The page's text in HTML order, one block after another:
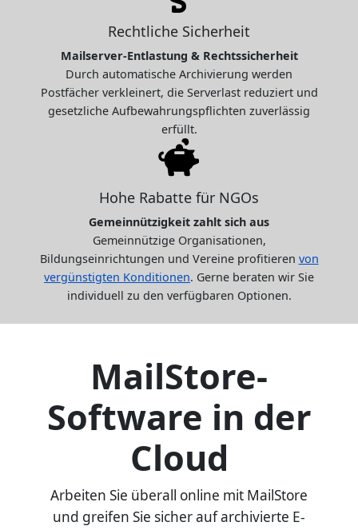
Rechtliche Sicherheit
Mailserver-Entlastung & Rechtssicherheit
Durch automatische Archivierung werden
Postfächer verkleinert, die Serverlast reduziert und
gesetzliche Aufbewahrungspflichten zuverlässig
erfüllt.
Hohe Rabatte für NGOs
Gemeinnützigkeit zahlt sich aus
Gemeinnützige Organisationen,
Bildungseinrichtungen und Vereine profitieren von
vergünstigten Konditionen. Gerne beraten wir Sie
individuell zu den verfügbaren Optionen.
MailStore-
Software in der
Cloud
Arbeiten Sie überall online mit MailStore
und greifen Sie sicher auf archivierte E-